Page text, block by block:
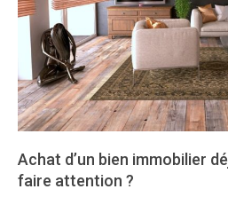
Achat d’un bien immobilier
faire attention ?